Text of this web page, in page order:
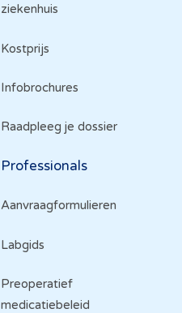
ziekenhuis
Kostprijs
Infobrochures
Raadpleeg je dossier
Professionals
Aanvraagformulieren
Labgids
Preoperatief
medicatiebeleid